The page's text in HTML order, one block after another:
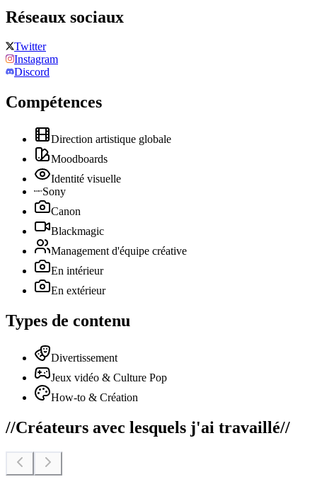
Réseaux sociaux
Twitter
Instagram
Discord
Compétences
Direction artistique globale
Moodboards
Identité visuelle
Sony
Canon
Blackmagic
Management d'équipe créative
En intérieur
En extérieur
Types de contenu
Divertissement
Jeux vidéo & Culture Pop
How-to & Création
//Créateurs avec lesquels j'ai travaillé//